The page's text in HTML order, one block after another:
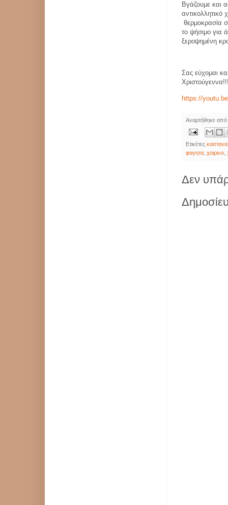
Βγάζουμε και
αντικολλητικό
θερμοκρασία
το ψήσιμο για
ξεροψημένη
Σας εύχομαι
https://
Αναρτήθηκε
Ετικέτεςκαστανα
φαγητα ,χοιρινο ,
Δεν